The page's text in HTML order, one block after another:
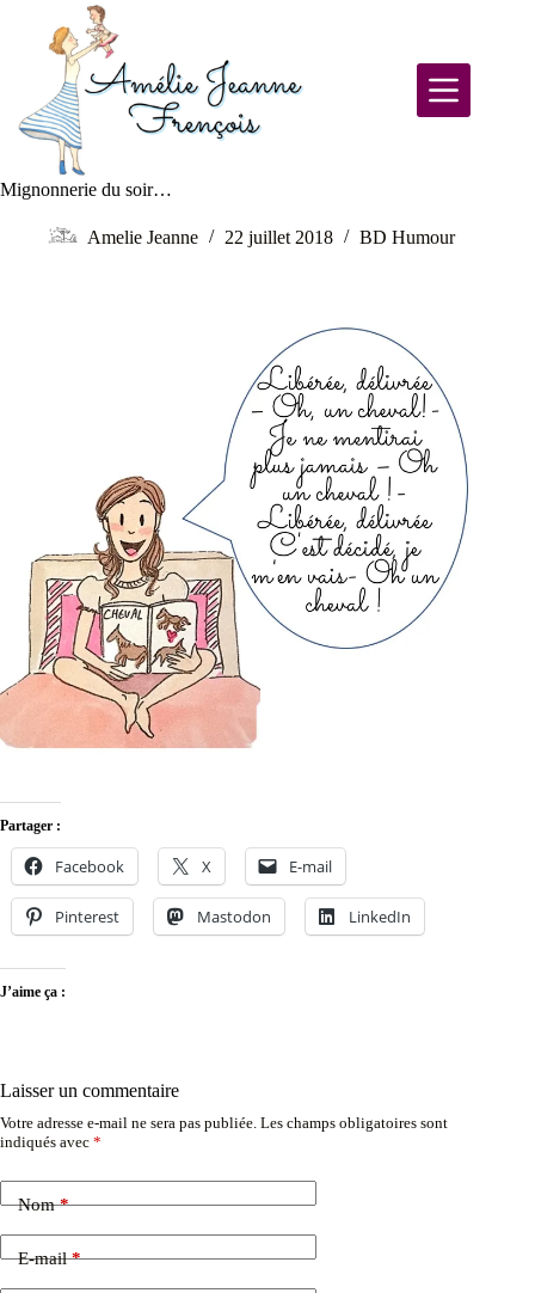
Mignonnerie du soir…
Amelie Jeanne 22 juillet 2018 BD Humour
Partager :
Facebook X E-mail
Pinterest Mastodon LinkedIn
J’aime ça :
Laisser un commentaire
Votre adresse e-mail ne sera pas publiée. Les champs obligatoires sont
indiqués avec *
Nom*
E-mail*